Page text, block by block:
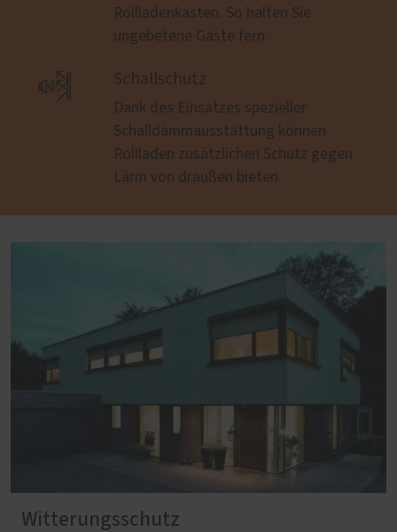
Rollladenkasten. So halten Sie
ungebetene Gäste fern.
 Schallschutz
Dank des Einsatzes spezieller
Schalldämmausstattung können
Rollladen zusätzlichen Schutz gegen
Lärm von draußen bieten.
Witterungsschutz